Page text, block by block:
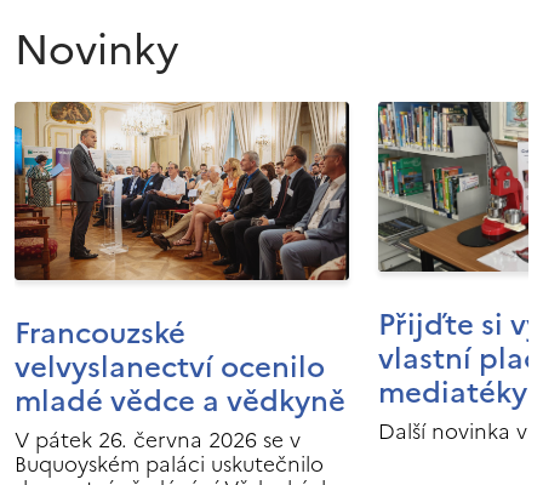
Novinky
Francouzské
velvyslanectví ocenilo
mladé vědce a vědkyně
V pátek 26. června 2026 se v
Buquoyském paláci uskutečnilo
Přijďte si
vlastní
mediatéky
Další novinka v